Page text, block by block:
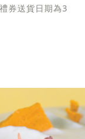
券送貨日期為3